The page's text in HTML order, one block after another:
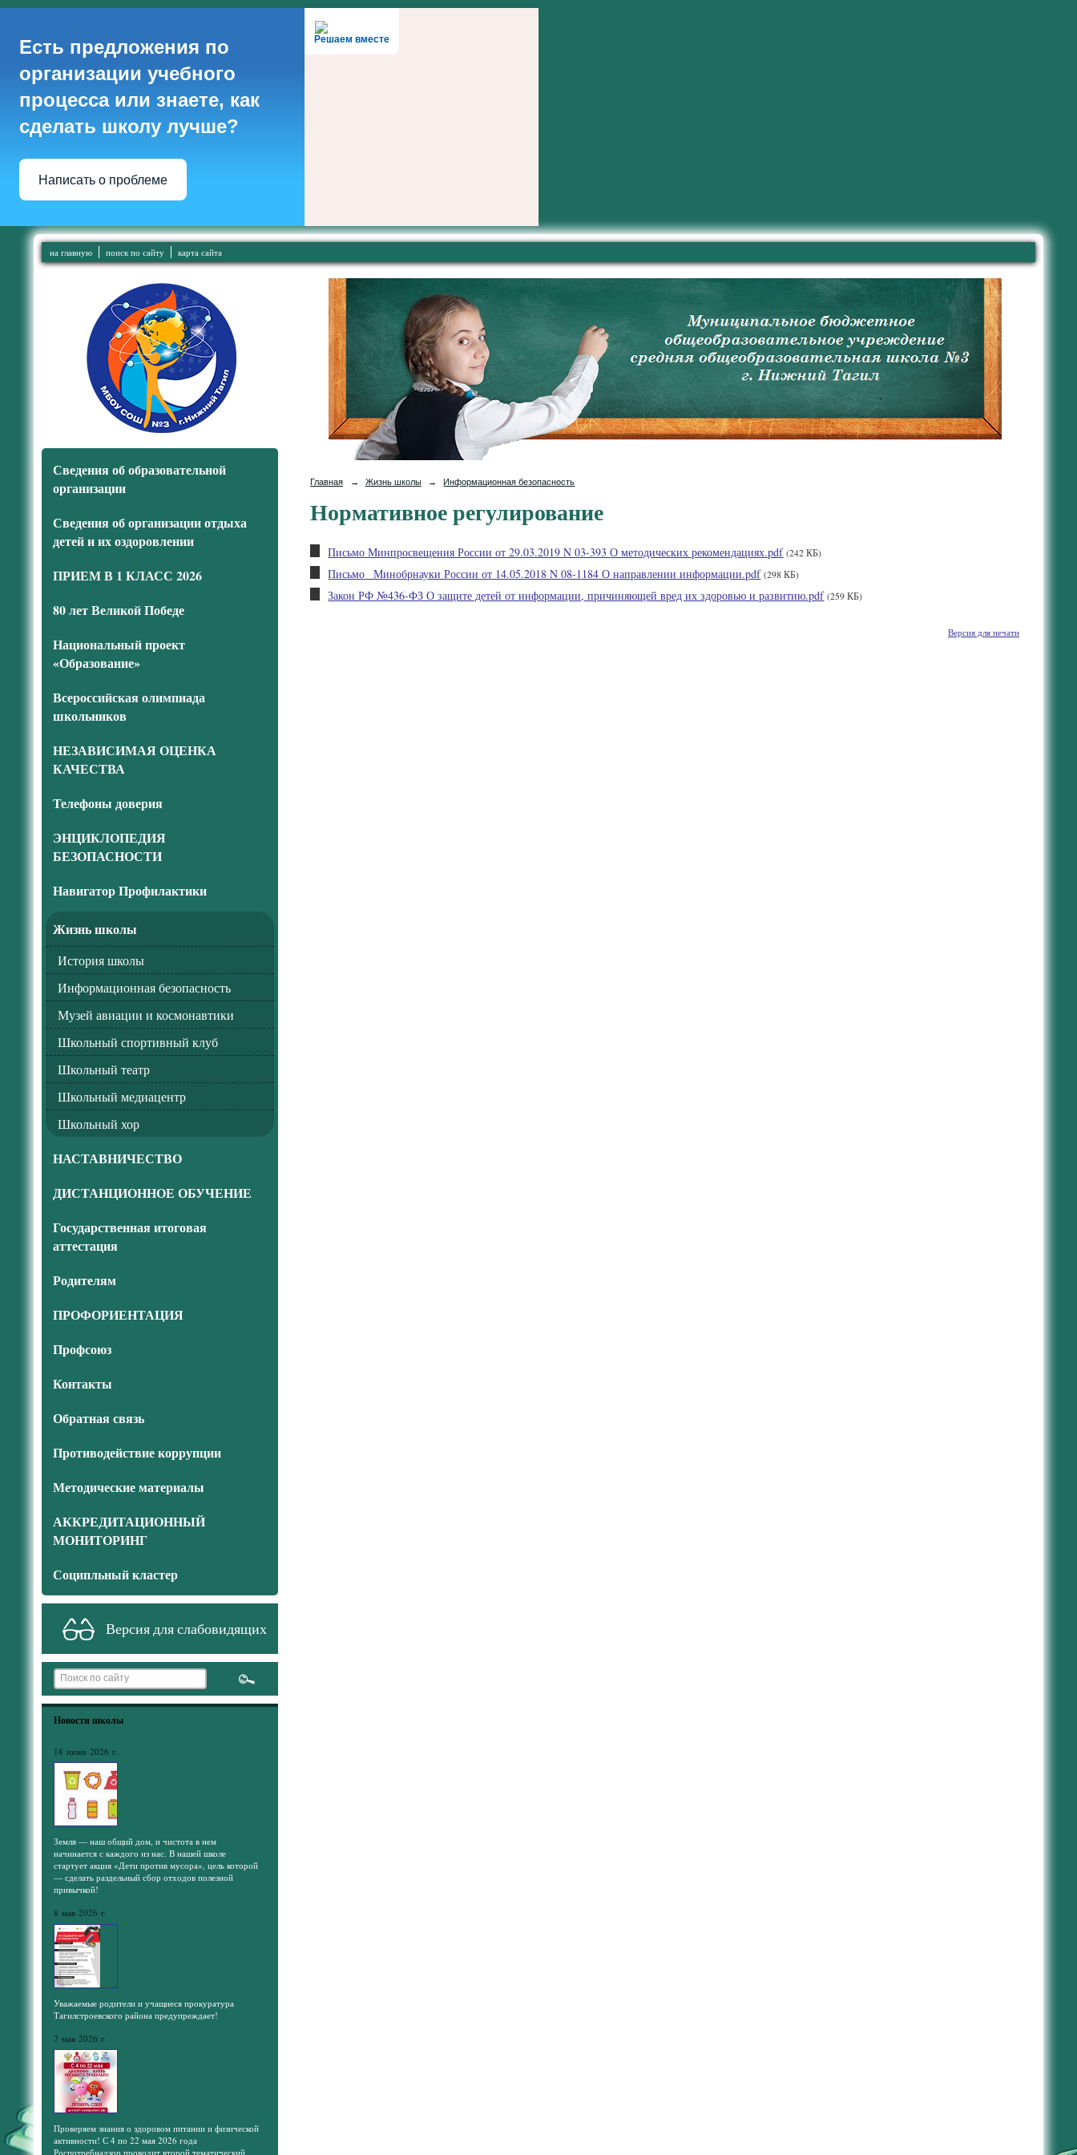
Решаем вместе
Есть предложения по
организации учебного
процесса или знаете, как
сделать школу лучше?
Написать о проблеме
на главную поиск по сайту карта сайта
Сведения об образовательной
организации
Сведения об организации отдыха
детей и их оздоровлении
ПРИЕМ В 1 КЛАСС 2026
80 лет Великой Победе
Национальный проект
«Образование»
Всероссийская олимпиада
школьников
НЕЗАВИСИМАЯ ОЦЕНКА
КАЧЕСТВА
Телефоны доверия
ЭНЦИКЛОПЕДИЯ
БЕЗОПАСНОСТИ
Навигатор Профилактики
Жизнь школы
История школы
Информационная безопасность
Музей авиации и космонавтики
Школьный спортивный клуб
Школьный театр
Школьный медиацентр
Школьный хор
НАСТАВНИЧЕСТВО
ДИСТАНЦИОННОЕ ОБУЧЕНИЕ
Государственная итоговая
аттестация
Родителям
ПРОФОРИЕНТАЦИЯ
Профсоюз
Контакты
Обратная связь
Противодействие коррупции
Методические материалы
АККРЕДИТАЦИОННЫЙ
МОНИТОРИНГ
Соципльный кластер
Версия для слабовидящих
Новости школы
18 июня 2026 г.
Земля — наш общий дом, и чистота в нем
начинается с каждого из нас. В нашей школе
стартует акция «Дети против мусора», цель которой
— сделать раздельный сбор отходов полезной
привычкой!
8 мая 2026 г.
Уважаемые родители и учащиеся прокуратура
Тагилстроевского района предупреждает!
7 мая 2026 г.
Проверяем знания о здоровом питании и физической
активности! С 4 по 22 мая 2026 года
Роспотребнадзор проводит второй тематический
Главная → Жизнь школы → Информационная безопасность
Нормативное регулирование
Письмо Минпросвещения России от 29.03.2019 N 03-393 О методических рекомендациях.pdf (242 КБ)
Письмо_ Минобрнауки России от 14.05.2018 N 08-1184 О направлении информации.pdf (298 КБ)
Закон РФ №436-ФЗ О защите детей от информации, причиняющей вред их здоровью и развитию.pdf (259 КБ)
Версия для печати